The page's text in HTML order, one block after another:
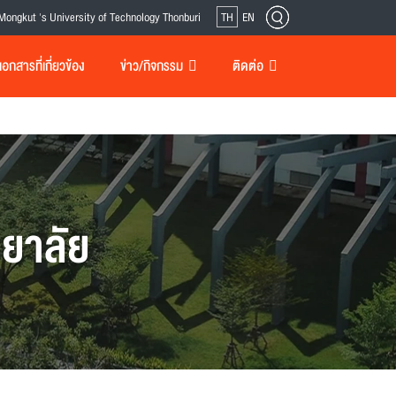
's University of Technology Thonburi TH EN
กสารที่เกี่ยวข้อง ข่าว/กิจกรรม ติดต่อ
าลัย